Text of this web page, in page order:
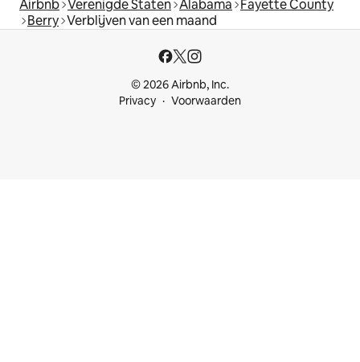
Airbnb Verenigde Staten Alabama
Fayette County
Berry Verblijven van een maand
© 2026 Airbnb, Inc.
Privacy
Voorwaarden